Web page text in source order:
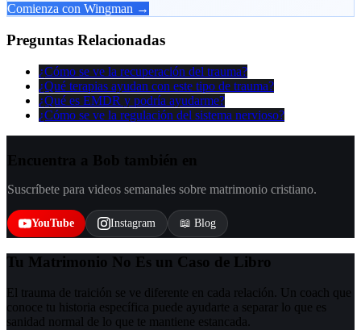
Comienza con Wingman →
Preguntas Relacionadas
¿Cómo se ve la recuperación del trauma?
¿Qué terapias ayudan con este tipo de trauma?
¿Qué es EMDR y podría ayudarme?
¿Cómo se ve la regulación del sistema nervioso?
Suscríbete para videos semanales sobre matrimonio cristiano.
YouTube Instagram 📖 Blog
Tu Matrimonio No Es un Caso de Libro
El trauma de traición se ve diferente en cada relación. Un coach que
conoce tu historia específica puede ayudarte a separar lo que es
sanidad normal de lo que te mantiene estancada.